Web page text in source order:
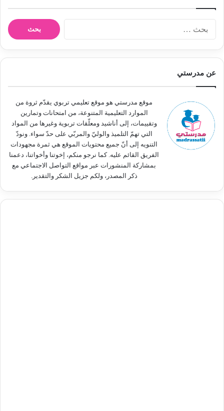
ن
عن مدرستي
موقع مدرستي هو موقع تعليمي تربوي يقدّم ثروة من
الموارد التعليمية المتنوعة، من امتحانات وتمارين
وتقييمات، إلى أناشيد ومعلّقات تربوية وغيرها من المواد
التي تهمّ التلميذ والوليّ والمربّي على حدّ سواء. ونودّ
التنويه إلى أنّ جميع محتويات الموقع هي ثمرة مجهودات
الفريق القائم عليه. كما نرجو منكم، إخوتنا وأخواتنا، دعمنا
بمشاركة المنشورات عبر مواقع التواصل الاجتماعي مع
ذكر المصدر، ولكم جزيل الشكر والتقدير.